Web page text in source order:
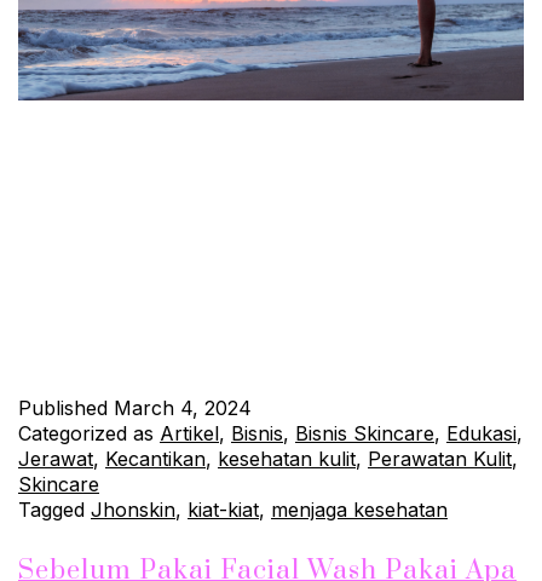
Published March 4, 2024
Categorized as Artikel, Bisnis, Bisnis Skincare, Edukasi,
Jerawat, Kecantikan, kesehatan kulit, Perawatan Kulit,
Skincare
Tagged Jhonskin, kiat-kiat, menjaga kesehatan
Sebelum Pakai Facial Wash Pakai Apa